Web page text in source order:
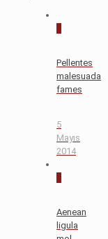
Pellentes
malesuada
fames
5
Mayıs
2014
Aenean
ligula